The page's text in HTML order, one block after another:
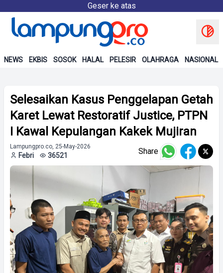
Geser ke atas
NEWS EKBIS SOSOK HALAL PELESIR OLAHRAGA NASIONAL
Selesaikan Kasus Penggelapan Getah
Karet Lewat Restoratif Justice, PTPN
I Kawal Kepulangan Kakek Mujiran
Lampungpro.co, 25-May-2026
Febri 36521 Share